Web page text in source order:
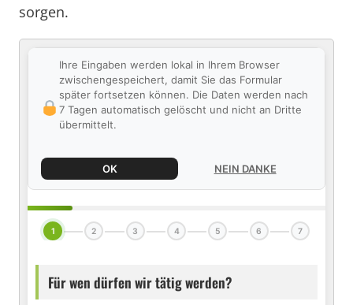
sorgen.
Ihre Eingaben werden lokal in Ihrem Browser
zwischengespeichert, damit Sie das Formular
später fortsetzen können. Die Daten werden nach
7 Tagen automatisch gelöscht und nicht an Dritte
übermittelt.
OK NEIN DANKE
1 2 3 4 5 6 7
Für wen dürfen wir tätig werden?